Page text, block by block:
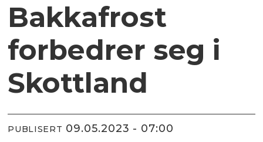
Bakkafrost
forbedrer seg i
Skottland
PUBLISERT 09.05.2023 - 07:00